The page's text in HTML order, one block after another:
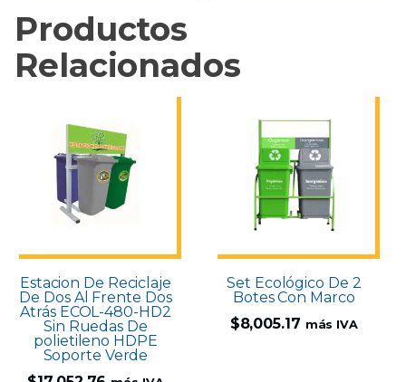
Productos
Relacionados
Estacion De Reciclaje
De Dos Al Frente Dos
Atrás ECOL-480-HD2
Sin Ruedas De
polietileno HDPE
Soporte Verde
Set Ecológico De 2
Botes Con Marco
$8,005.17 más IVA